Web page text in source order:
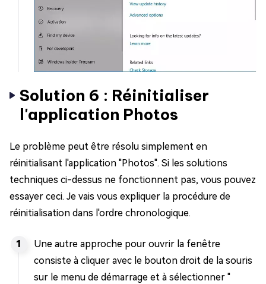
Solution 6 : Réinitialiser
l'application Photos
Le problème peut être résolu simplement en
réinitialisant l'application "Photos". Si les solutions
techniques ci-dessus ne fonctionnent pas, vous pouvez
essayer ceci. Je vais vous expliquer la procédure de
réinitialisation dans l'ordre chronologique.
Une autre approche pour ouvrir la fenêtre
consiste à cliquer avec le bouton droit de la souris
sur le menu de démarrage et à sélectionner "